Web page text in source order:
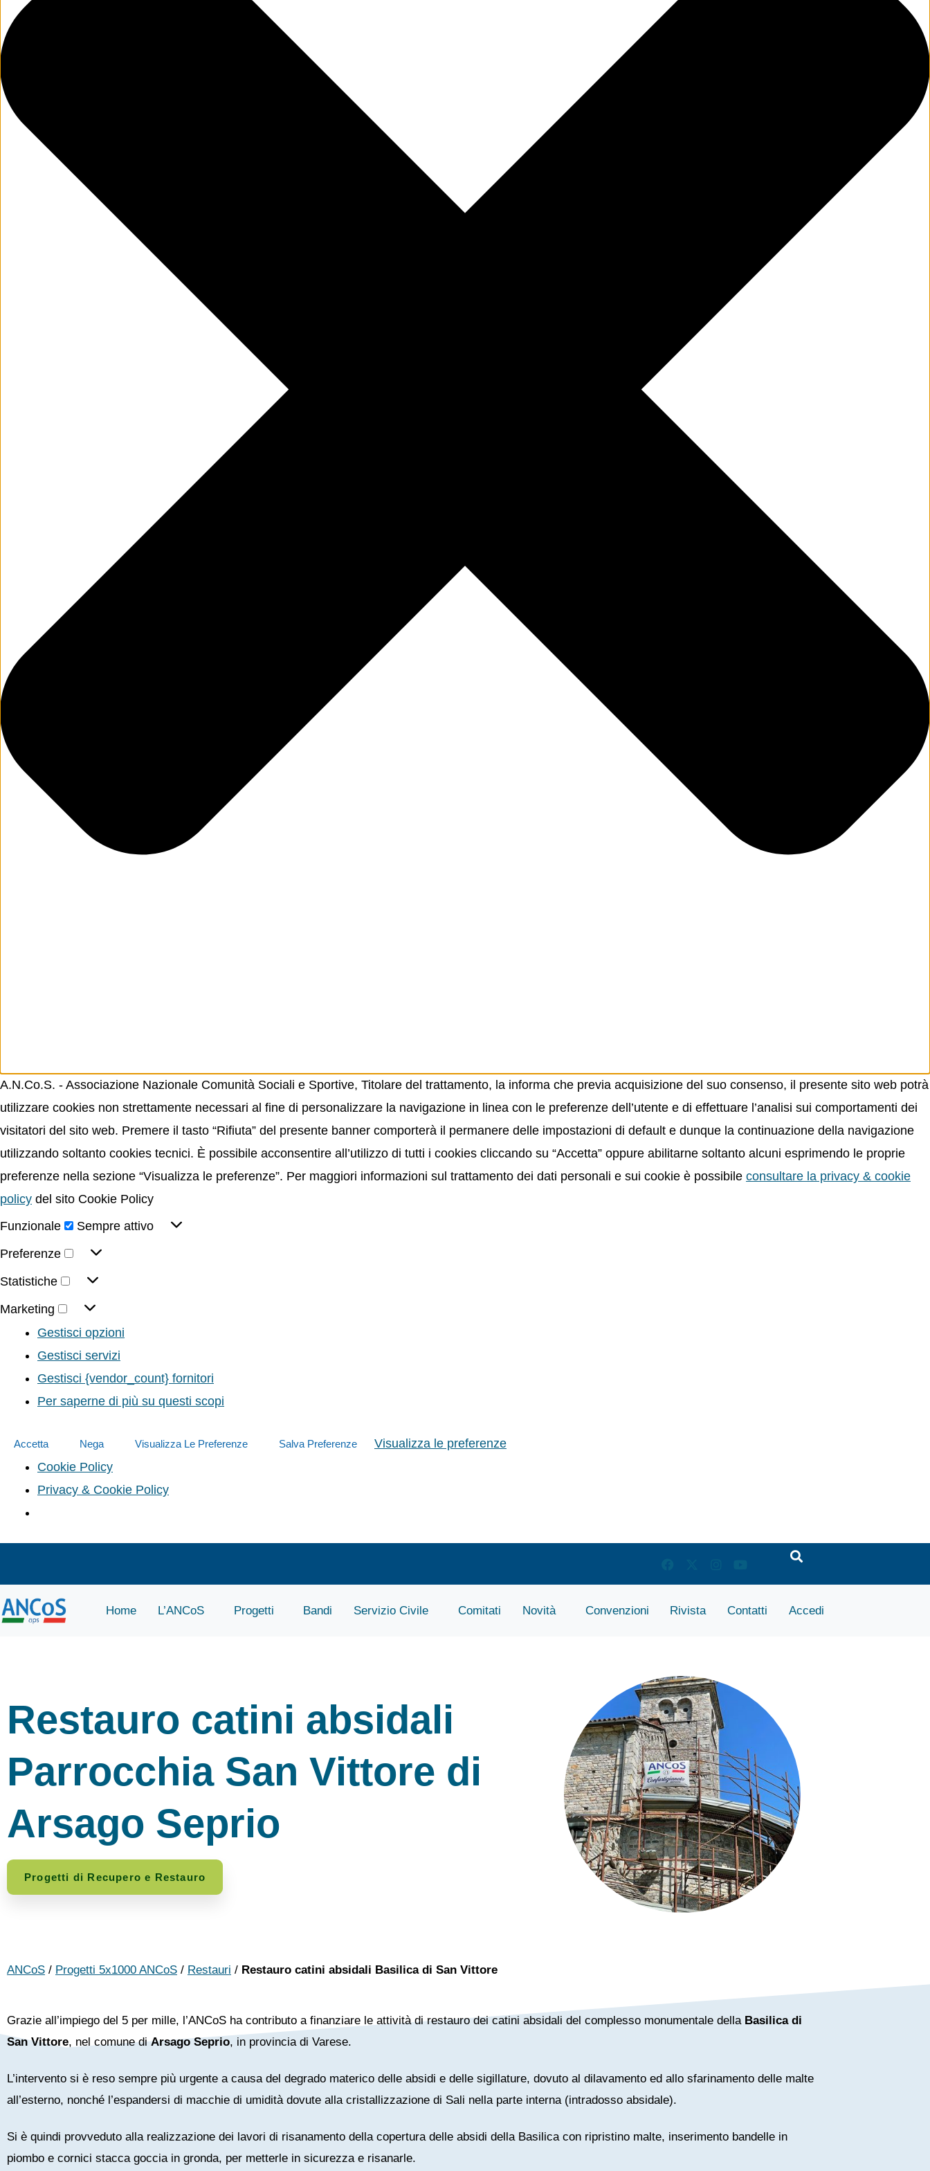
A.N.Co.S. - Associazione Nazionale Comunità Sociali e Sportive, Titolare del trattamento, la informa che previa acquisizione del suo consenso, il presente sito web potrà
utilizzare cookies non strettamente necessari al fine di personalizzare la navigazione in linea con le preferenze dell’utente e di effettuare l’analisi sui comportamenti dei
visitatori del sito web. Premere il tasto “Rifiuta” del presente banner comporterà il permanere delle impostazioni di default e dunque la continuazione della navigazione
utilizzando soltanto cookies tecnici. È possibile acconsentire all’utilizzo di tutti i cookies cliccando su “Accetta” oppure abilitarne soltanto alcuni esprimendo le proprie
preferenze nella sezione “Visualizza le preferenze”. Per maggiori informazioni sul trattamento dei dati personali e sui cookie è possibile consultare la privacy & cookie
policy del sito Cookie Policy
Funzionale
Sempre attivo
Preferenze
Statistiche
Marketing
Gestisci opzioni
Gestisci servizi
Gestisci {vendor_count} fornitori
Per saperne di più su questi scopi
Accetta Nega Visualizza Le Preferenze Salva Preferenze
Visualizza le preferenze
Cookie Policy
Privacy & Cookie Policy
Home L’ANCoS Progetti Bandi Servizio Civile Comitati Novità Convenzioni Rivista Contatti Accedi
Restauro catini absidali
Parrocchia San Vittore di
Arsago Seprio
Progetti di Recupero e Restauro
ANCoS / Progetti 5x1000 ANCoS / Restauri / Restauro catini absidali Basilica di San Vittore
Grazie all’impiego del 5 per mille, l’ANCoS ha contributo a finanziare le attività di restauro dei catini absidali del complesso monumentale della Basilica di
San Vittore, nel comune diArsago Seprio, in provincia di Varese.
L’intervento si è reso sempre più urgente a causa del degrado materico delle absidi e delle sigillature, dovuto al dilavamento ed allo sfarinamento delle malte
all’esterno, nonché l’espandersi di macchie di umidità dovute alla cristallizzazione di Sali nella parte interna (intradosso absidale).
Si è quindi provveduto alla realizzazione dei lavori di risanamento della copertura delle absidi della Basilica con ripristino malte, inserimento bandelle in
piombo e cornici stacca goccia in gronda, per metterle in sicurezza e risanarle.